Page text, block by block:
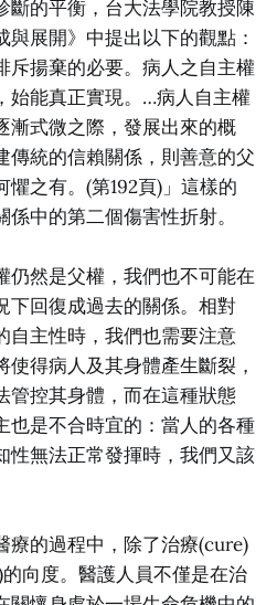
斷的平衡，台大法學院教授陳
展開》中提出以下的觀點：
斥揚棄的必要。病人之自主權
始能真正實現。…病人自主權
漸式微之際，發展出來的概
傳統的信賴關係，則善意的父
之有。(第192頁)」這樣的
中的第二個傷害性折射。
仍然是父權，我們也不可能在
下回復成過去的關係。相對
自主性時，我們也需要注意
得病人及其身體產生斷裂，
管控其身體，而在這種狀態
也是不合時宜的：當人的各種
性無法正常發揮時，我們又該
療的過程中，除了治療(cure)
向度。醫護人員不僅是在治